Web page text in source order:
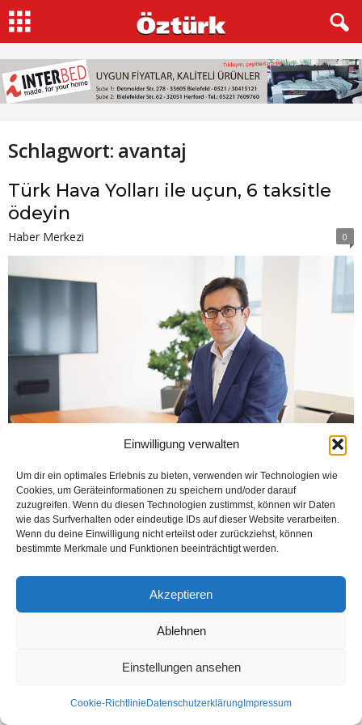
Einwilligung verwalten
Um dir ein optimales Erlebnis zu bieten, verwenden wir Technologien wie
Cookies, um Geräteinformationen zu speichern und/oder darauf
zuzugreifen. Wenn du diesen Technologien zustimmst, können wir Daten
wie das Surfverhalten oder eindeutige IDs auf dieser Website verarbeiten.
Wenn du deine Einwilligung nicht erteilst oder zurückziehst, können
bestimmte Merkmale und Funktionen beeinträchtigt werden.
Akzeptieren
Ablehnen
Einstellungen ansehen
Cookie-Richtlinie Datenschutzerklärung Impressum
Schlagwort: avantaj
Türk Hava Yolları ile uçun, 6 taksitle
ödeyin
Haber Merkezi 0
FRANKFURT (Öztürk) Kuveyt Türk’ün %100 iştiraki olarak Almanya’da kurulan
KT Bank AG, Türk Hava Yolları ile yapmış olduğu iş birliğiyle Jetzz Card’ı daha
da avantajlı...
Datenschutzerklärung